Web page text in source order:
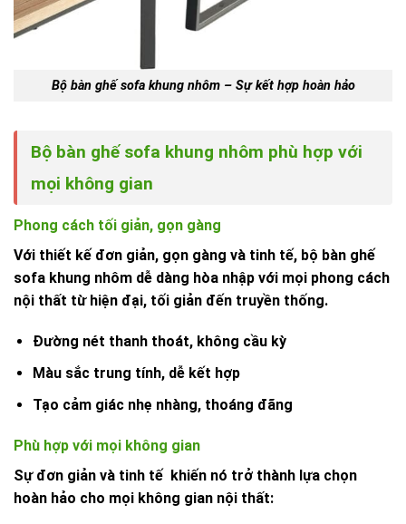
Bộ bàn ghế sofa khung nhôm – Sự kết hợp hoàn hảo
Bộ bàn ghế sofa khung nhôm phù hợp với
mọi không gian
Phong cách tối giản, gọn gàng
Với thiết kế đơn giản, gọn gàng và tinh tế, bộ bàn ghế
sofa khung nhôm dễ dàng hòa nhập với mọi phong cách
nội thất từ hiện đại, tối giản đến truyền thống.
Đường nét thanh thoát, không cầu kỳ
Màu sắc trung tính, dễ kết hợp
Tạo cảm giác nhẹ nhàng, thoáng đãng
Phù hợp với mọi không gian
Sự đơn giản và tinh tế khiến nó trở thành lựa chọn
hoàn hảo cho mọi không gian nội thất: